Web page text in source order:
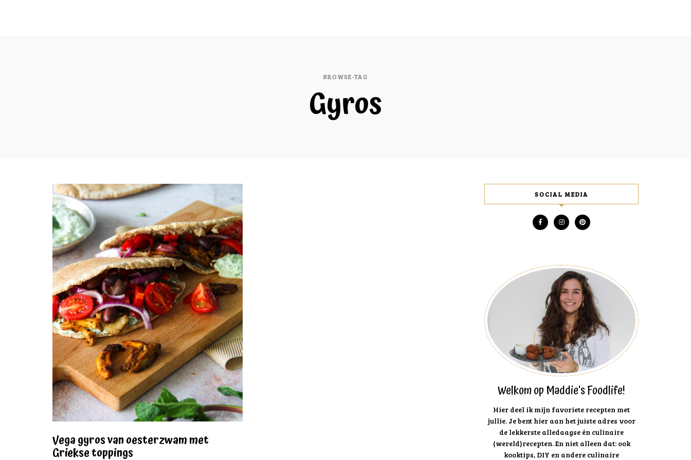
BROWSE-TAG
Gyros
Vega gyros van oesterzwam met
Griekse toppings
SOCIAL MEDIA
Welkom op Maddie's Foodlife!
Hier deel ik mijn favoriete recepten met
jullie. Je bent hier aan het juiste adres voor
de lekkerste alledaagse én culinaire
(wereld)recepten. En niet alleen dat: ook
kooktips, DIY en andere culinaire